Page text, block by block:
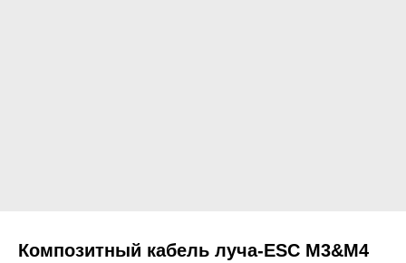
Композитный кабель луча-ESC M3&M4